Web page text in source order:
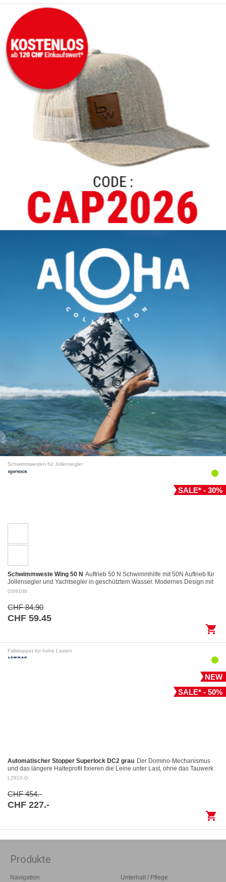
Schwimmwesten für Jollensegler
SALE* - 30%
Schwimmweste Wing 50 N Auftrieb 50 N Schwimmhilfe mit 50N Auftrieb für
Jollensegler und Yachtsegler in geschütztem Wasser. Modernes Design mit
kurzem und kompaktem…
OS9100
CHF 84.90
CHF 59.45
shopping_cart
Fallstopper für hohe Lasten
NEW
SALE* - 50%
Automatischer Stopper Superlock DC2 grau Der Domino-Mechanismus
und das längere Halteprofil fixieren die Leine unter Last, ohne das Tauwerk
aufzuscheuern Kontrolliertes Fieren: Das…
L2910-G
CHF 454.-
CHF 227.-
shopping_cart
Produkte
Navigation
Unterhalt / Pflege